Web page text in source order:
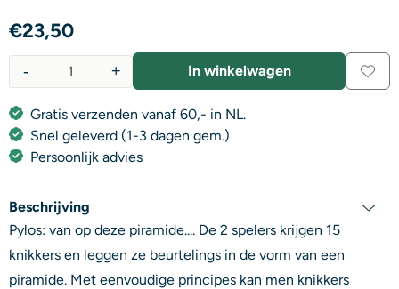
€23,50
+
- In winkelwagen
Gratis verzenden vanaf 60,- in NL.
Snel geleverd (1-3 dagen gem.)
Persoonlijk advies
Beschrijving
Pylos: van op deze piramide.... De 2 spelers krijgen 15
knikkers en leggen ze beurtelings in de vorm van een
piramide. Met eenvoudige principes kan men knikkers